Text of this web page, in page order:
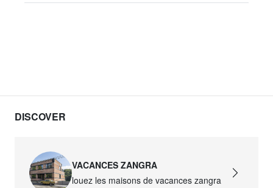
DISCOVER
VACANCES ZANGRA
louez les maisons de vacances zangra